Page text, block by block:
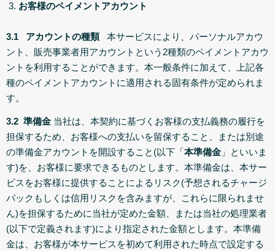
お客様のペイメントアカウント
3.1 アカウントの種類 本サービスにより、パーソナルアカウ
ント、販売事業者用アカウントという2種類のペイメントアカウ
ントを利用することができます。本一般条件に加えて、上記各
種のペイメントアカウントに適用される固有条件が定められま
す。
3.2 準備金 当社は、本契約に基づくお客様の支払義務の履行を
担保するため、お客様への支払いを留保すること、または別途
の準備金アカウントを開設すること(以下「本準備金 」といいま
す)を、お客様に要求できるものとします。本準備金は、本サー
ビスをお客様に提供することによるリスク(予想されるチャージ
バックもしくは信用リスクを含みますが、これらに限られませ
ん)を担保するために当社が定めた金額、または当社の処理業者
(以下で定義されます)により指定された金額とします。本準備
金は、お客様が本サービスを初めて利用された時点で設定する